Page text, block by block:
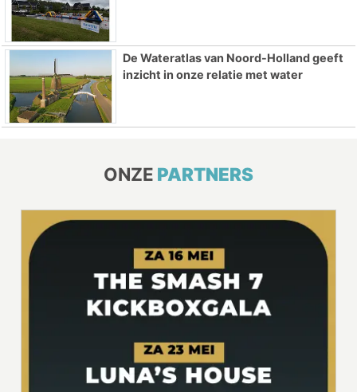
De Wateratlas van Noord-Holland geeft
inzicht in onze relatie met water
ONZE PARTNERS